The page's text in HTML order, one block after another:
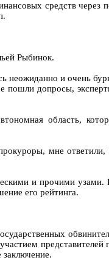
средств
Рыбинок.
неожиданно и очень
допросы,
область,
мне
и прочими узами.
его рейтинга.